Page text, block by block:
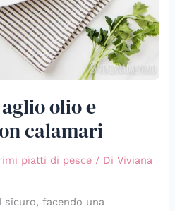
olio e
calamari
piatti di pesce / DiViviana
sicuro, facendo una